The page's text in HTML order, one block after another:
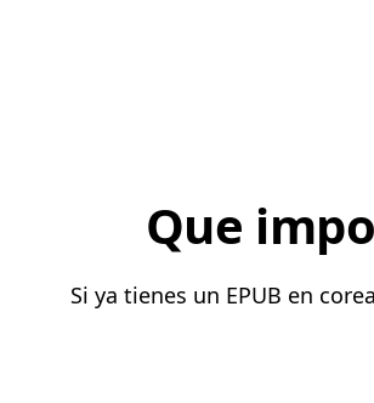
Que
Si ya tienes un EPUB en